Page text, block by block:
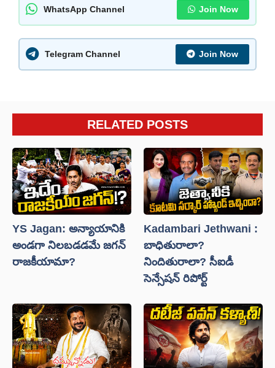
WhatsApp Channel Join Now
Telegram Channel Join Now
RELATED POSTS
YS Jagan: అన్యాయానికి
అండగా నిలబడడమే జగన్
రాజకీయామా?
Kadambari Jethwani :
బాధితురాలా?
నిందితురాలా? సీఐడీ
సెన్సేషన్ రిపోర్ట్